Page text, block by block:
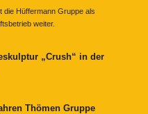
die Hüffermann Gruppe als
weiter.
„Crush“ in der
Thömen Gruppe